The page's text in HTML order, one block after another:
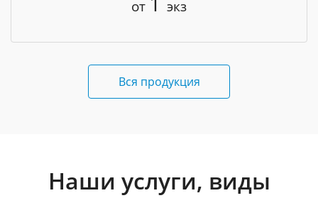
от экз
Вся продукция
Наши услуги, виды